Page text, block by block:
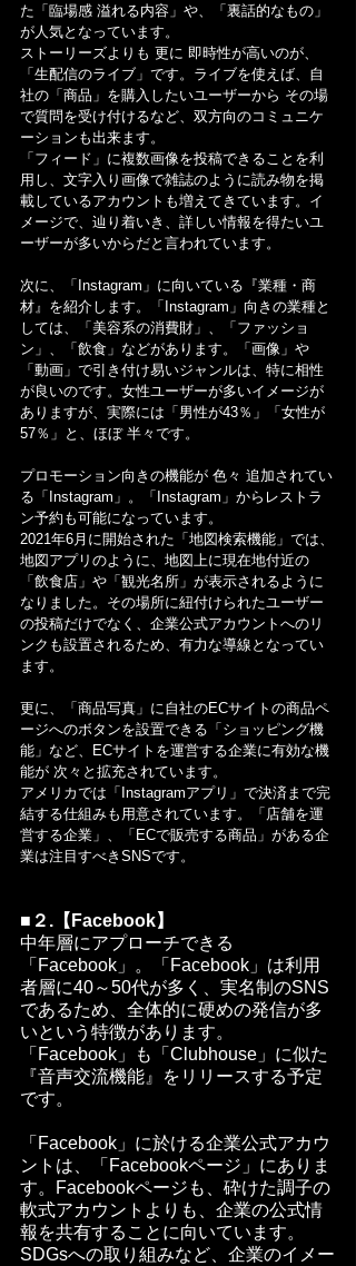
た「臨場感 溢れる内容」や、「裏話的なもの」
が人気となっています。
ストーリーズよりも 更に 即時性が高いのが、
「生配信のライブ」です。ライブを使えば、自
社の「商品」を購入したいユーザーから その場
で質問を受け付けるなど、双方向のコミュニケ
ーションも出来ます。
「フィード」に複数画像を投稿できることを利
用し、文字入り画像で雑誌のように読み物を掲
載しているアカウントも増えてきています。イ
メージで、辿り着いき、詳しい情報を得たいユ
ーザーが多いからだと言われています。
次に、「Instagram」に向いている『業種・商
材』を紹介します。「Instagram」向きの業種と
しては、「美容系の消費財」、「ファッショ
ン」、「飲食」などがあります。「画像」や
「動画」で引き付け易いジャンルは、特に相性
が良いのです。女性ユーザーが多いイメージが
ありますが、実際には「男性が43％」「女性が
57％」と、ほぼ 半々です。
プロモーション向きの機能が 色々 追加されてい
る「Instagram」。「Instagram」からレストラ
ン予約も可能になっています。
2021年6月に開始された「地図検索機能」では、
地図アプリのように、地図上に現在地付近の
「飲食店」や「観光名所」が表示されるように
なりました。その場所に紐付けられたユーザー
の投稿だけでなく、企業公式アカウントへのリ
ンクも設置されるため、有力な導線となってい
ます。
更に、「商品写真」に自社のECサイトの商品ペ
ージへのボタンを設置できる「ショッピング機
能」など、ECサイトを運営する企業に有効な機
能が 次々と拡充されています。
アメリカでは「Instagramアプリ」で決済まで完
結する仕組みも用意されています。「店舗を運
営する企業」、「ECで販売する商品」がある企
業は注目すべきSNSです。
■２.【Facebook】
中年層にアプローチできる
「Facebook」。「Facebook」は利用
者層に40～50代が多く、実名制のSNS
であるため、全体的に硬めの発信が多
いという特徴があります。
「Facebook」も「Clubhouse」に似た
『音声交流機能』をリリースする予定
です。
「Facebook」に於ける企業公式アカウ
ントは、「Facebookページ」にありま
す。Facebookページも、砕けた調子の
軟式アカウントよりも、企業の公式情
報を共有することに向いています。
SDGsへの取り組みなど、企業のイメー